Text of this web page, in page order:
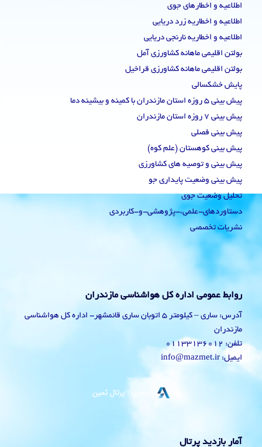
اطلاعیه و اخطارهای جوی
اطلاعیه و اخطاریه زرد دریایی
اطلاعیه و اخطاریه نارنجی دریایی
بولتن اقلیمی ماهانه کشاورزی آمل
بولتن اقلیمی ماهانه کشاورزی قراخیل
پایش خشکسالی
پیش بینی 5 روزه استان مازندران با کمینه و بیشینه دما
پیش بینی 7 روزه استان مازندران
پیش بینی فصلی
پیش بینی کوهستان (علم کوه)
پیش بینی و توصیه های کشاورزی
پیش بینی وضعیت پایداری جو
تحلیل وضعیت جوی
دستاوردهای-علمی،-پژوهشی-و-کاربردی
نشریات تخصصی
روابط عمومی اداره کل هواشناسی مازندران
آدرس: ساری – کیلومتر 5 اتوبان ساری قائمشهر- اداره کل هواشناسی
مازندران
تلفن: 01133136012
ایمیل: info@mazmet.ir
آمار بازدید پرتال